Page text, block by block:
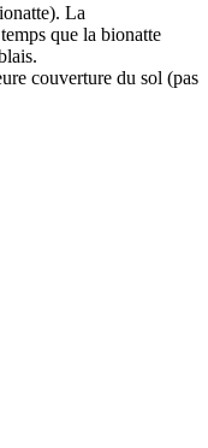
La
que la bionatte
couverture du sol (pas